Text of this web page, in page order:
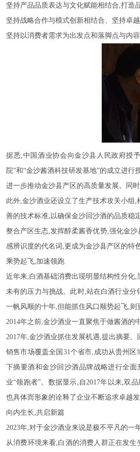
坚持产品品质表达与文化赋能相结合,打造
坚持战略合作与模式创新相结合、坚持卓
坚持以消费者需求为出发点和落脚点与内
据悉,中国酒业协会向金沙县人民政府授
院”和“金沙酱酒科技研发基地”的成立进
进一步推动金沙县产区的高质量发展。同
此外,金沙酒业还设立了生产技术攻关小组
善的技术标准,以确保金沙回沙酒的品质稳
整合产区生态,发挥醇柔酱香优势,强化金
感辨识度的代名词,更成为金沙县产区的特
乘势起飞,加速领跑
近年来,白酒基础消费出现明显结构性分化
未有的压力与挑战。此时,站在白酒行业
一帆风顺的十年,但能抓住风口顺势起飞,则
2014年之前,金沙酒业一直聚焦于做酱酒的
2017年,金沙酒业抓住发展机遇,提出摘要
销售市场覆盖全国31个省市,成功从贵州
下摘要酒和金沙回沙酒品牌战略进行全
业“领跑者”。数据显示,自2017年以来,双
也具体而形象的诠释了企业不断追求卓越发
向内生长,共启新篇
2023年,对于金沙酒业来说是极不平凡的一
从消费环境来看,白酒的消费人群正在发